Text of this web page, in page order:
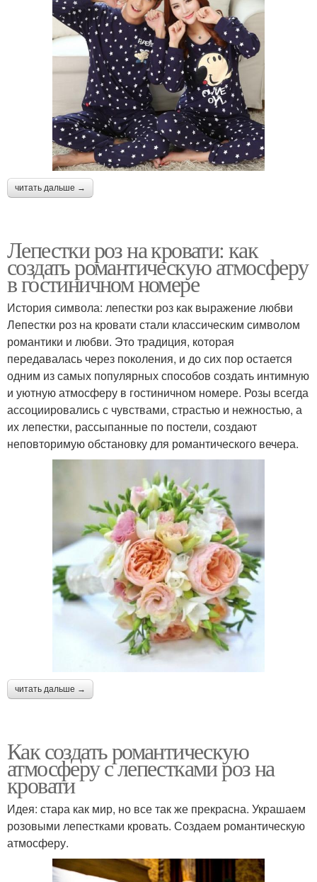
читать дальше →
Лепестки роз на кровати: как
создать романтическую атмосферу
в гостиничном номере
История символа: лепестки роз как выражение любви
Лепестки роз на кровати стали классическим символом
романтики и любви. Это традиция, которая
передавалась через поколения, и до сих пор остается
одним из самых популярных способов создать интимную
и уютную атмосферу в гостиничном номере. Розы всегда
ассоциировались с чувствами, страстью и нежностью, а
их лепестки, рассыпанные по постели, создают
неповторимую обстановку для романтического вечера.
читать дальше →
Как создать романтическую
атмосферу с лепестками роз на
кровати
Идея: стара как мир, но все так же прекрасна. Украшаем
розовыми лепестками кровать. Создаем романтическую
атмосферу.